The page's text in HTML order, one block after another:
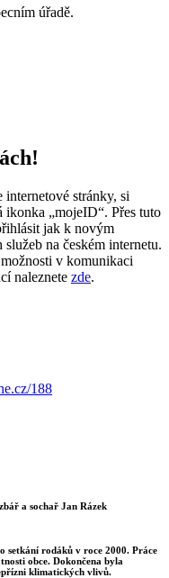
úřadě.
stránky, si
ikonka „mojeID“. Přes tuto
jak k novým
na českém internetu.
v komunikaci
naleznete zde.
a sochař Jan Rázek
setkání rodáků v roce 2000. Práce
obce. Dokončena byla
klimatických vlivů.